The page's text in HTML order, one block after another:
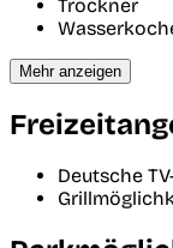
Trockner
Mehr anzeigen
Deutsche